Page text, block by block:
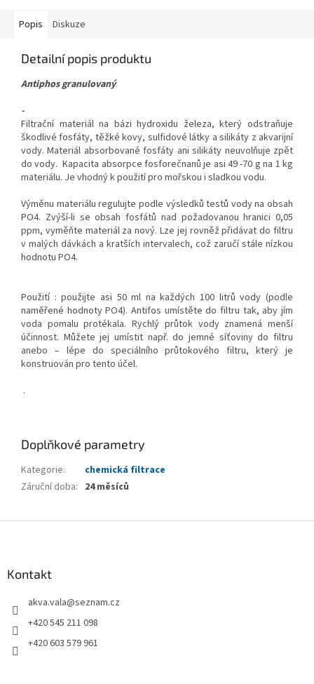
Popis Diskuze
Detailní popis produktu
Antiphos granulovaný
-
Filtrační materiál na bázi hydroxidu železa, který odstraňuje
škodlivé fosfáty, těžké kovy, sulfidové látky a silikáty z akvarijní
vody. Materiál absorbované fosfáty ani silikáty neuvolňuje zpět
do vody. Kapacita absorpce fosforečnanůje asi 49 -70 g na 1 kg
materiálu. Je vhodný k použití pro mořskou i sladkou vodu.
Výměnu materiálu regulujte podle výsledků testů vody na obsah
PO4. Zvýší-li se obsah fosfátů nad požadovanou hranici 0,05
ppm, vyměňte materiál za nový. Lze jej rovněž přidávat do filtru
v malých dávkách a kratších intervalech, což zaručí stále nízkou
hodnotu PO4.
Použití : použijte asi 50 ml na každých 100 litrů vody (podle
naměřené hodnoty PO4). Antifos umístěte do filtru tak, aby jím
voda pomalu protékala. Rychlý průtok vody znamená menší
účinnost. Můžete jej umístit např. do jemné síťoviny do filtru
anebo – lépe do speciálního průtokového filtru, který je
konstruován pro tento účel.
.
Doplňkové parametry
Kategorie:
chemická filtrace
Záruční doba: 24 měsíců
Kontakt
akva.vala@seznam.cz
+420 545 211 098
+420 603 579 961